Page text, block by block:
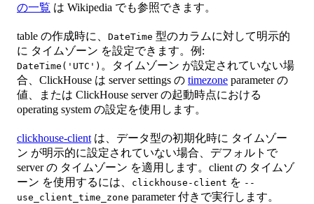
の一覧 は Wikipedia でも参照できます。
table の作成時に、 DateTime 型のカラムに対して明示的
に タイムゾーン を設定できます。例:
DateTime('UTC') 。タイムゾーン が設定されていない場
合、ClickHouse は server settings の timezone parameter の
値、または ClickHouse server の起動時点における
operating system の設定を使用します。
clickhouse-clientは、データ型の初期化時に タイムゾー
ン が明示的に設定されていない場合、デフォルトで
server の タイムゾーン を適用します。client の タイムゾ
ーン を使用するには、
clickhouse-client を --
use_client_time_zone parameter 付きで実行します。